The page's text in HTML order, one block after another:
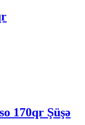
170qr Şüşə